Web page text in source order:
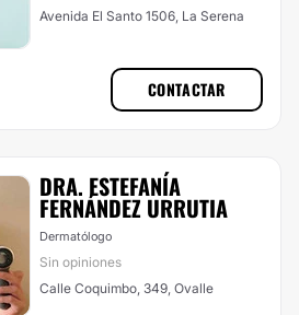
Avenida El Santo 1506, La Serena
CONTACTAR
DRA. ESTEFANÍA
FERNÁNDEZ URRUTIA
Dermatólogo
Sin opiniones
Calle Coquimbo, 349, Ovalle